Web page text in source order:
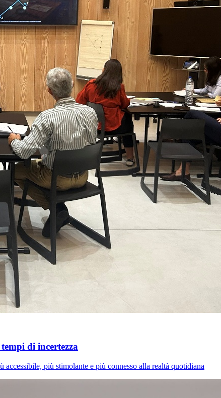
di incertezza
più stimolante e più connesso alla realtà quotidiana